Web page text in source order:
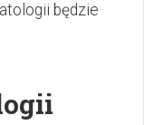
będzie